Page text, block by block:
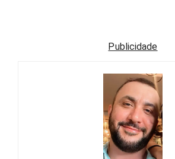
Publicidade